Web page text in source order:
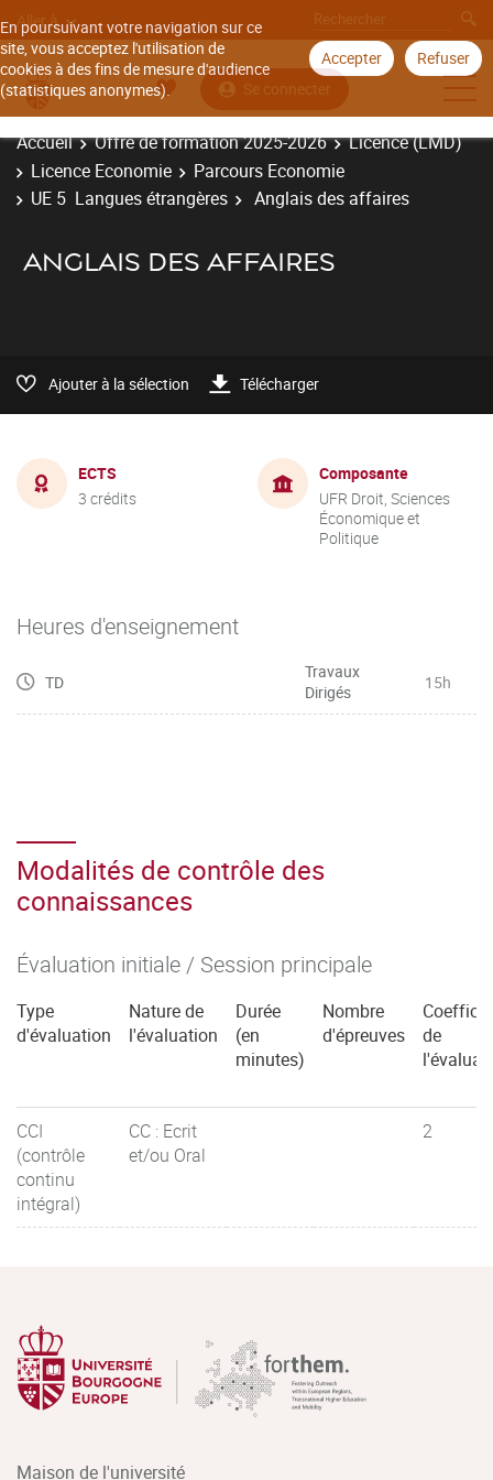
En poursuivant votre navigation sur ce
site, vous acceptez l'utilisation de
cookies à des fins de mesure d'audience
(statistiques anonymes).
Accepter Refuser
Aller à
Se connecter
Accueil Offre de formation 2025-2026
Licence (LMD)
Licence Economie
Parcours Economie
UE 5 Langues étrangères
Anglais des affaires
ANGLAIS DES AFFAIRES
Ajouter à la sélection Télécharger
ECTS
3 crédits
Composante
UFR Droit, Sciences
Économique et
Politique
Heures d'enseignement
TD
Travaux
Dirigés
15h
Modalités de contrôle des
connaissances
Évaluation initiale / Session principale
Type
d'évaluation
Nature de
l'évaluation
Durée
(en
minutes)
Nombre
d'épreuves
de
CCI
(contrôle
continu
intégral)
CC : Ecrit
et/ou Oral
2
Maison de l'université